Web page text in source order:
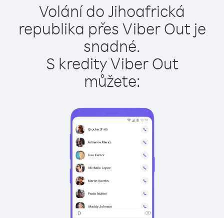
Volání do Jihoafrická
republika přes Viber Out je
snadné.
S kredity Viber Out
můžete: